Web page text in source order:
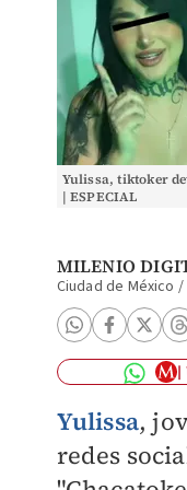
Yulissa, tiktoker
| ESPECIAL
MILENIO
Ciudad de México /
Yulissa,
redes